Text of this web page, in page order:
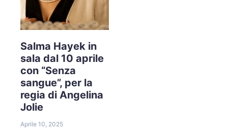
Salma Hayek in
sala dal 10 aprile
con “Senza
sangue”, per la
regia di Angelina
Jolie
Aprile 10, 2025